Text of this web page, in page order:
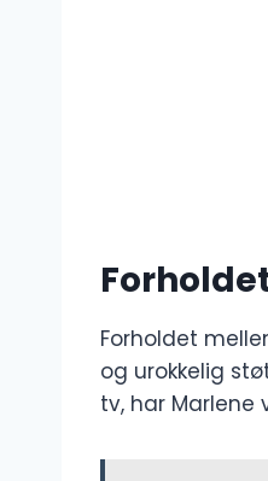
Forholdet
og urokkelig
tv, har